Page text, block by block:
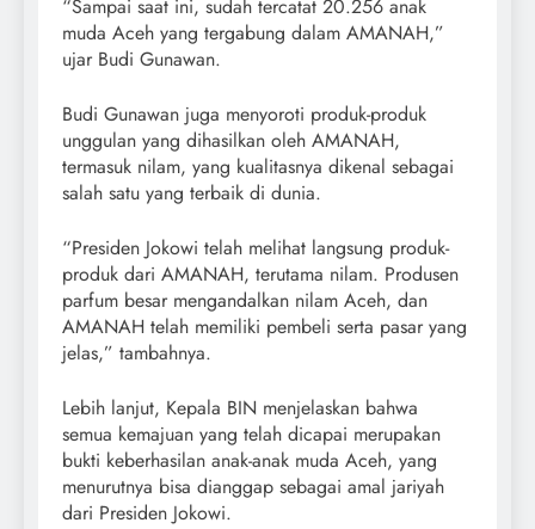
“Sampai saat ini, sudah tercatat 20.256 anak
muda Aceh yang tergabung dalam AMANAH,”
ujar Budi Gunawan.
Budi Gunawan juga menyoroti produk-produk
unggulan yang dihasilkan oleh AMANAH,
termasuk nilam, yang kualitasnya dikenal sebagai
salah satu yang terbaik di dunia.
“Presiden Jokowi telah melihat langsung produk-
produk dari AMANAH, terutama nilam. Produsen
parfum besar mengandalkan nilam Aceh, dan
AMANAH telah memiliki pembeli serta pasar yang
jelas,” tambahnya.
Lebih lanjut, Kepala BIN menjelaskan bahwa
semua kemajuan yang telah dicapai merupakan
bukti keberhasilan anak-anak muda Aceh, yang
menurutnya bisa dianggap sebagai amal jariyah
dari Presiden Jokowi.